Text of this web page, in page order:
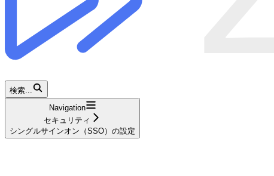
検索...
Navigation
セキュリティ
シングルサインオン（SSO）の設定